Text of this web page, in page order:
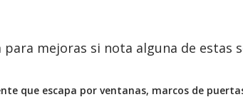
para mejoras si nota alguna de estas
que escapa por ventanas, marcos de